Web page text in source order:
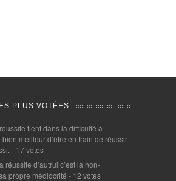
PLUS VOTÉES
tient dans la difficulté à
bien meilleur d’être en train de réussir
- 17 votes
réussite d’autrui c’est la non-
propre médiocrité - 12 votes